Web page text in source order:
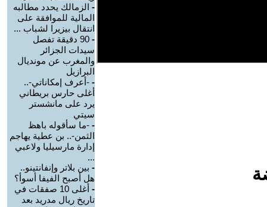
- الزمالك يحدد مطالبه
المالية للموافقة على
انتقال بيزيرا لشباب ...
-
90 دقيقة تفصل
سيدات الجزائر
والمغرب عن مونديال
البرازيل
- -أعرف إمكاناتي-..
أغلى حارس بريطاني
يرد على مانشستر
سيتي
- -ما سأقوله باهظ
الثمن-.. بن عطية يهاجم
إدارة مارسيليا ولاعبي
...
- بين بلاتر وإنفانتينو..
هل أصبح الفيفا أسوأ؟
-
أغلى 10 صفقات في
تاريخ ريال مدريد بعد